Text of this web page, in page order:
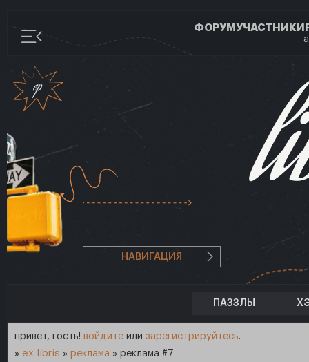
ФОРУМУЧАСТНИКИ
НАВИГАЦИЯ
ПАЗЗЛЫ
привет, гость! войдите или зарегистрируйтесь.
» ex libris » реклама » реклама #7